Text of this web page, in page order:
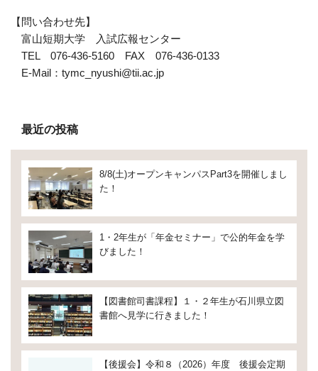
【問い合わせ先】
富山短期大学 入試広報センター
TEL 076-436-5160 FAX 076-436-0133
E-Mail：tymc_nyushi@tii.ac.jp
最近の投稿
8/8(土)オープンキャンパスPart3を開催しまし
た！
1・2年生が「年金セミナー」で公的年金を学
びました！
【図書館司書課程】１・２年生が石川県立図
書館へ見学に行きました！
【後援会】令和８（2026）年度 後援会定期